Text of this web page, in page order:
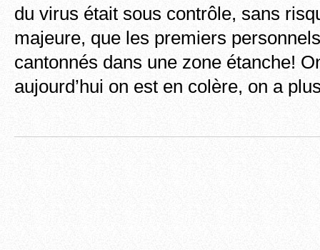
du virus était sous contrôle, sans
majeure, que les premiers
cantonnés dans une zone étanche!
aujourd’hui on est en colère, on a